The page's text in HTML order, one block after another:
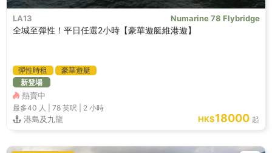
LA13 Numarine 78 Flybridge
全城至彈性！平日任選2小時【豪華遊艇維港遊】
彈性時租
豪華遊艇
新登場
熱賣中
最多40 人 | 78 英呎 2 小時
港島及九龍 HK$18000 起